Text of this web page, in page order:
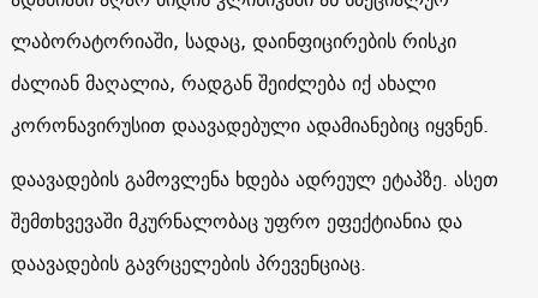
ლაბორატორიაში, სადაც, დაინფიცირების რისკი
ძალიან მაღალია, რადგან შეიძლება იქ ახალი
კორონავირუსით დაავადებული ადამიანებიც იყვნენ.
დაავადების გამოვლენა ხდება ადრეულ ეტაპზე. ასეთ
შემთხვევაში მკურნალობაც უფრო ეფექტიანია და
დაავადების გავრცელების პრევენციაც.